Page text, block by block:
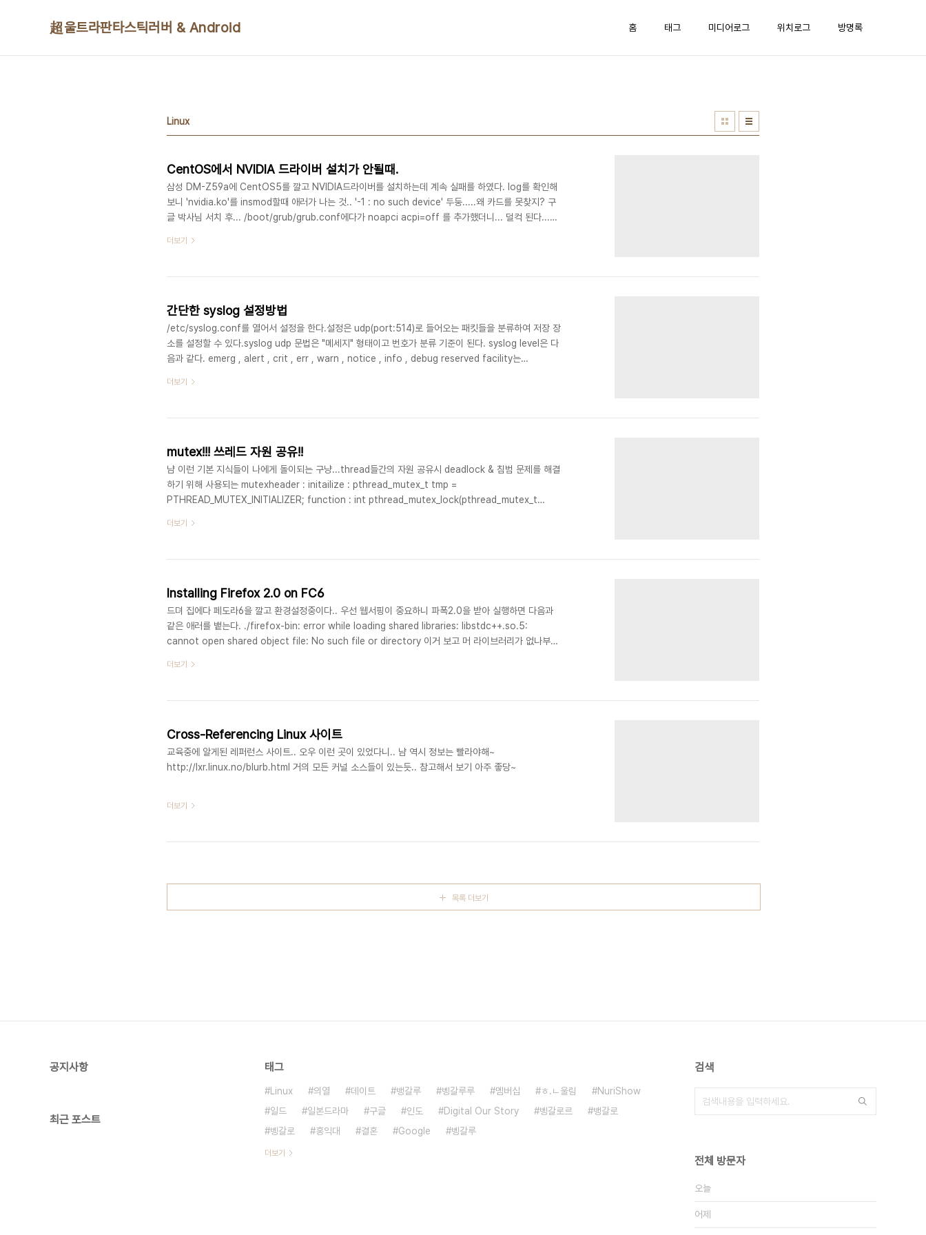
超울트라판타스틱러버 & Android 홈 태그 미디어로그 위치로그 방명록
Linux
CentOS에서 NVIDIA 드라이버 설치가 안될때.
삼성 DM-Z59a에 CentOS5를 깔고 NVIDIA드라이버를 설치하는데 계속 실패를 하였다. log를 확인해
보니 'nvidia.ko'를 insmod할때 애러가 나는 것.. '-1 : no such device' 두둥.....왜 카드를 못찾지? 구
글 박사님 서치 후... /boot/grub/grub.conf에다가 noapci acpi=off 를 추가했더니... 덜컥 된다...이
더보기
간단한 syslog 설정방법
/etc/syslog.conf를 열어서 설정을 한다.설정은 udp(port:514)로 들어오는 패킷들을 분류하여 저장 장
소를 설정할 수 있다.syslog udp 문법은 "메세지" 형태이고 번호가 분류 기준이 된다. syslog level은 다
음과 같다. emerg , alert , crit , err , warn , notice , info , debug reserved facility는
는 facility.level로 이루어진다. 이 정보는 1byte에 저장되어 앞의 5bit가 facility 뒤의 3bit가 level이
더보기
mutex!!! 쓰레드 자원 공유!!
냠 이런 기본 지식들이 나에게 돌이되는 구냥...thread들간의 자원 공유시 deadlock & 침범 문제를 해결
하기 위해 사용되는 mutexheader : initailize : pthread_mutex_t tmp =
PTHREAD_MUTEX_INITIALIZER; function : int pthread_mutex_lock(pthread_mutex_t
pthread_mutex_trylock(pthread_mutex_t *mutex); - 해당 뮤텍스에 lock을 시도한다. 만약 다른
더보기
Installing Firefox 2.0 on FC6
드뎌 집에다 페도라6을 깔고 환경설정중이다.. 우선 웹서핑이 중요하니 파폭2.0을 받아 실행하면 다음과
같은 애러를 뱉는다. ./firefox-bin: error while loading shared libraries: libstdc++.so.5:
cannot open shared object file: No such file or directory 이거 보고 머 라이브러리가 없나부네
과 기존의 1.5가 실행되며 라이브러리 공유를 해서 그런단다. 1.5 살짝 지워주고 실행한다...여전히;;;; 구글
더보기
Cross-Referencing Linux 사이트
교육중에 알게된 레퍼런스 사이트.. 오우 이런 곳이 있었다니.. 냠 역시 정보는 빨라야해~
http://lxr.linux.no/blurb.html 거의 모든 커널 소스들이 있는듯.. 참고해서 보기 아주 좋당~
더보기
목록 더보기
공지사항
최근 포스트
태그
Linux 의열 데이트 뱅갈루 벵갈루루 멤버십 ㅎ.ㄴ울림
NuriShow
일드
일본드라마 구글 인도 Digital Our Story 벵갈로르
뱅갈로
벵갈로
홍익대 결혼 Google 벵갈루
더보기
검색
전체 방문자
오늘
어제